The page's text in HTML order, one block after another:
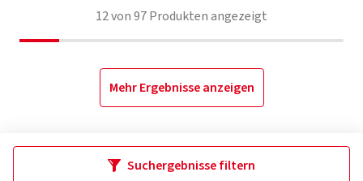
12von97Produkten angezeigt
Mehr Ergebnisse anzeigen
Suchergebnisse filtern